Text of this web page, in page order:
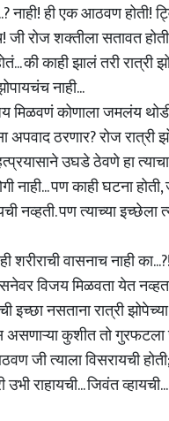
नाही! ही एक आठवण होती!
रोज शक्तीला सतावत
की काही झालं तरी रात्री
नाही...
मिळवणं कोणाला जमलंय
अपवाद ठरणार? रोज रात्री
उघडे ठेवणे हा
नाही... पण काही घटना होती,
नव्हती. पण त्याच्या इच्छेला
शरीराची वासनाच नाही
विजय मिळवता येत
इच्छा नसताना रात्री झोपेच्या
असणाऱ्या कुशीत तो गुरफटला
जी त्याला विसरायची होती;
राहायची... जिवंत